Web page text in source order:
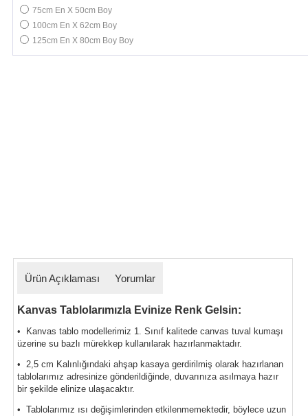
75cm En X 50cm Boy
100cm En X 62cm Boy
125cm En X 80cm Boy Boy
Ürün Açıklaması Yorumlar
Kanvas Tablolarımızla Evinize Renk Gelsin:
• Kanvas tablo modellerimiz 1. Sınıf kalitede canvas tuval kumaşı
üzerine su bazlı mürekkep kullanılarak hazırlanmaktadır.
• 2,5 cm Kalınlığındaki ahşap kasaya gerdirilmiş olarak hazırlanan
tablolarımız adresinize gönderildiğinde, duvarınıza asılmaya hazır
bir şekilde elinize ulaşacaktır.
• Tablolarımız ısı değişimlerinden etkilenmemektedir, böylece uzun